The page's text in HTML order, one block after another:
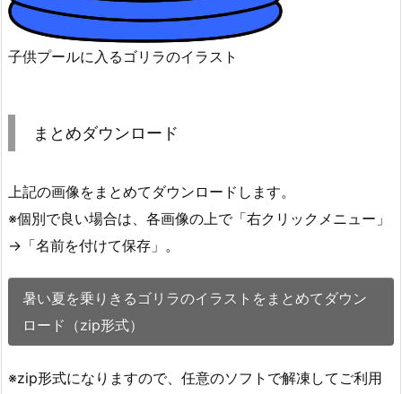
子供プールに入るゴリラのイラスト
まとめダウンロード
上記の画像をまとめてダウンロードします。
※個別で良い場合は、各画像の上で「右クリックメニュー」
→「名前を付けて保存」。
暑い夏を乗りきるゴリラのイラストをまとめてダウン
ロード（zip形式）
※zip形式になりますので、任意のソフトで解凍してご利用